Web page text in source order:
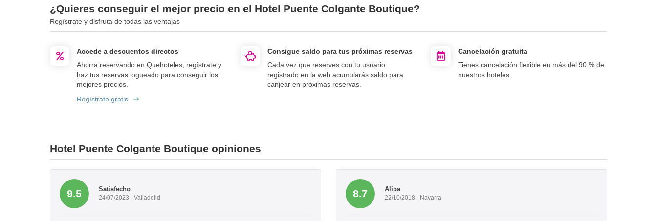
¿Quieres conseguir el mejor precio en el Hotel Puente Colgante Boutique?
Regístrate y disfruta de todas las ventajas
Accede a descuentos directos
Ahorra reservando en Quehoteles, regístrate y
haz tus reservas logueado para conseguir los
mejores precios.
Regístrate gratis
Consigue saldo para tus próximas reservas
Cada vez que reserves con tu usuario
registrado en la web acumularás saldo para
canjear en próximas reservas.
Cancelación gratuita
Tienes cancelación flexible en más del 90 % de
nuestros hoteles.
Hotel Puente Colgante Boutique opiniones
9.5 Satisfecho
24/07/2023 - Valladolid 8.7 Alipa
22/10/2018 - Navarra